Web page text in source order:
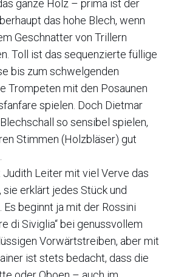
ganze Holz – prima ist der
das hohe Blech, wenn
Geschnatter von Trillern
Toll ist das sequenzierte füllige
bis zum schwelgenden
Trompeten mit den Posaunen
spielen. Doch Dietmar
so sensibel spielen,
Stimmen (Holzbläser) gut
Leiter mit viel Verve das
sie erklärt jedes Stück und
beginnt ja mit der Rossini
di Siviglia“ bei genussvollem
Vorwärtstreiben, aber mit
ist stets bedacht, dass die